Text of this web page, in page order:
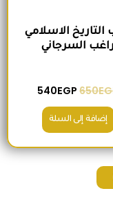
التاريخ الاسلامي
راغب السرجاني
650
540EGP
إضافة إلى السلة